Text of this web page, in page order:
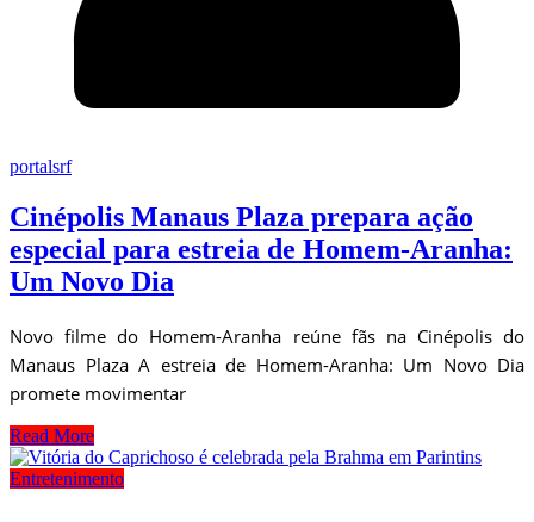
portalsrf
Cinépolis Manaus Plaza prepara ação
especial para estreia de Homem-Aranha:
Um Novo Dia
Novo filme do Homem-Aranha reúne fãs na Cinépolis do
Manaus Plaza A estreia de Homem-Aranha: Um Novo Dia
promete movimentar
Read More
Entretenimento